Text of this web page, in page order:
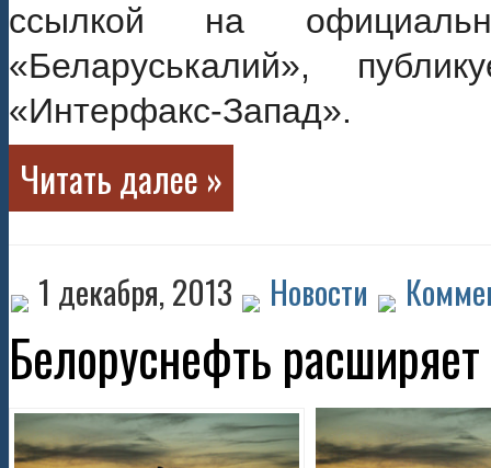
ссылкой на
«Беларуськалий»,
«Интерфакс-Запад».
Читать далее »
1 декабря, 2013 Новости
Белоруснефть